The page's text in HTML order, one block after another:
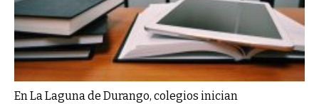
En La Laguna de Durango, colegios inician